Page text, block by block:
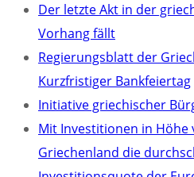
Der letzte Akt in der
Vorhang fällt
Regierungsblatt der
Kurzfristiger Bankfeiertag
Initiative griechischer
Mit Investitionen in Höhe
Griechenland die